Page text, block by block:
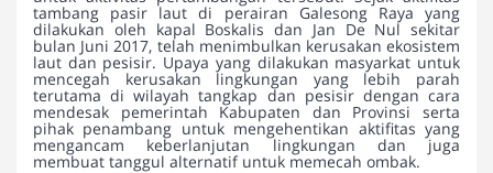
tambang pasir laut di perairan Galesong Raya yang
dilakukan oleh kapal Boskalis dan Jan De Nul sekitar
bulan Juni 2017, telah menimbulkan kerusakan ekosistem
laut dan pesisir. Upaya yang dilakukan masyarkat untuk
mencegah kerusakan lingkungan yang lebih parah
terutama di wilayah tangkap dan pesisir dengan cara
mendesak pemerintah Kabupaten dan Provinsi serta
pihak penambang untuk mengehentikan aktifitas yang
mengancam keberlanjutan lingkungan dan juga
membuat tanggul alternatif untuk memecah ombak.